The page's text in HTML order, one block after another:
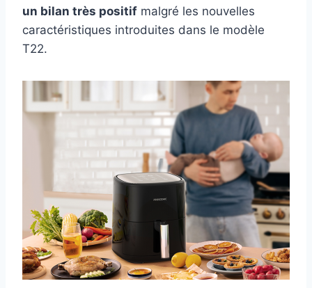
un bilan très positif malgré les nouvelles
caractéristiques introduites dans le modèle
T22.